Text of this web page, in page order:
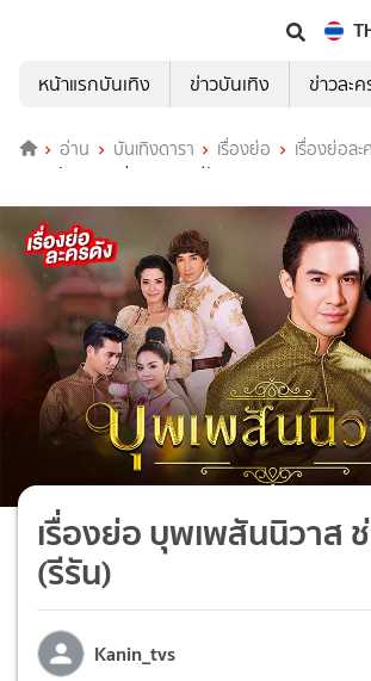
หน้าแรกบันเทิง
ข่าวบันเทิง ข่าวละค
อ่าน บันเทิงดารา เรื่องย่อ เรื่องย่อละ
บุพเพสันนิวาส ช่อง 3HD (รีรัน)
เรื่องย่อ บุพเพสันนิวาส
(รีรัน)
Kanin_tvs